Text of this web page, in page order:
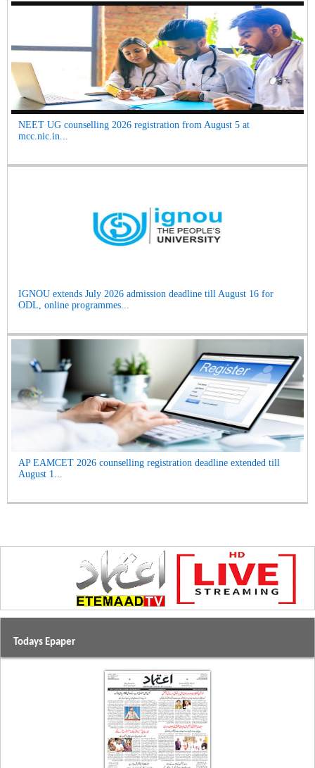
NEET UG counselling 2026 registration from August 5 at
mcc.nic.in...
IGNOU extends July 2026 admission deadline till August 16 for
ODL, online programmes...
AP EAMCET 2026 counselling registration deadline extended till
August 1...
Todays Epaper